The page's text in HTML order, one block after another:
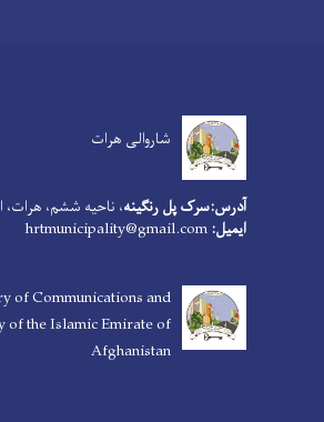
شاروالی هرات
آدرس:سرک پل رنگینه، ناحیه ششم، هرات،
ایمیل: hrtmunicipality@gmail.com
of Communications and
the Islamic Emirate of
Afghanistan